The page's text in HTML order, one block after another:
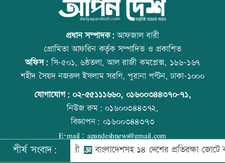
শিল্পকলায় বিনামূল্যে ৬ সিনেমা দেখা যাবে
দিল্লিতে শেখ হাসিনার বক্তব্যে ভারতের সমর্থন
নেই: রণধীর জয়সওয়াল
দেশে ফিরলেন আরও ৩৪০ লিবিয়া প্রবাসী
আজ বিশ্ব বন্ধু দিবস
প্রতিমন্ত্রীকে ঘিরে ভাইরাল ভিডিওতে ছবি
জুড়ে অপপ্রচার: এলিন
কোরআন-হাদিসে নামাজ না পড়ার শাস্তি
প্রধান সম্পাদক:আফজাল বারী
প্রোমিতা আফরিন কর্তৃক সম্পাদিত ও প্রকাশিত
অফিস:সি-৫০১, ৬ষ্ঠতলা, আল রাজী কমপ্লেক্স, ১৬৬-১৬৭
শহীদ সৈয়দ নজরুল ইসলাম সরণি, পুরানা পল্টন, ঢাকা-১০০০
যোগাযোগ: ০২-৫৫১১১৬৬০, ০১৬০০৩৪৪৩৭০-৭১,
নিউজ রুম:০১৬০০৩৪৪৩৭২,
বিজ্ঞাপন: ০১৬০০৩৪৪৩৭৩
E-mail: apandeshnews@gmail.com
©২০২৬ |আপন দেশ ডটকমকর্তৃক সর্বসত্ব ® সংরক্ষিত | উন্নয়নে
শীর্ষ সংবাদ: বাংলাদেশসহ ১৪ দেশের প্রতিরক্ষা জোটে কমান্ডার